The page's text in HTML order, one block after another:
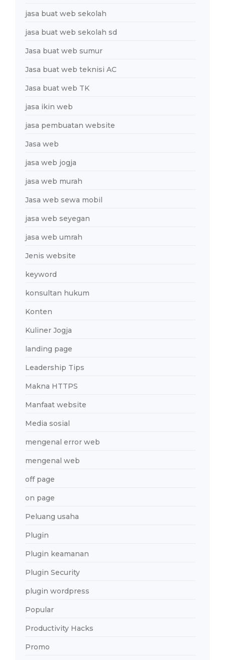
jasa buat web sekolah
jasa buat web sekolah sd
Jasa buat web sumur
Jasa buat web teknisi AC
Jasa buat web TK
jasa ikin web
jasa pembuatan website
Jasa web
jasa web jogja
jasa web murah
Jasa web sewa mobil
jasa web seyegan
jasa web umrah
Jenis website
keyword
konsultan hukum
Konten
Kuliner Jogja
landing page
Leadership Tips
Makna HTTPS
Manfaat website
Media sosial
mengenal error web
mengenal web
off page
on page
Peluang usaha
Plugin
Plugin keamanan
Plugin Security
plugin wordpress
Popular
Productivity Hacks
Promo